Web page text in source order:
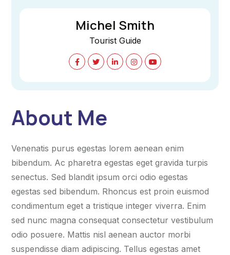
Michel Smith
Tourist Guide
About Me
Venenatis purus egestas lorem aenean enim
bibendum. Ac pharetra egestas eget gravida turpis
senectus. Sed blandit ipsum orci odio egestas
egestas sed bibendum. Rhoncus est proin euismod
condimentum eget a tristique integer viverra. Enim
sed nunc magna consequat consectetur vestibulum
odio posuere. Mattis nisl aenean auctor morbi
suspendisse diam adipiscing. Tellus egestas amet